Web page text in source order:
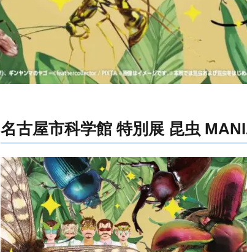
名古屋市科学館 特別展 昆虫